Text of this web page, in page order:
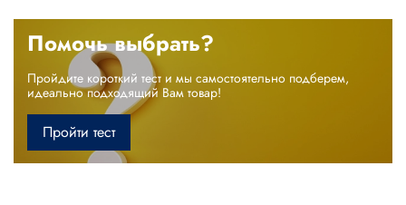
Помочь выбрать?
Пройдите короткий тест и мы самостоятельно подберем,
идеально подходящий Вам товар!
Пройти тест